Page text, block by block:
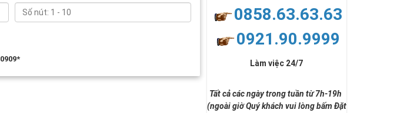
0909*
0858.63.63.63
0921.90.9999
Làm việc 24/7
Tất cả các ngày trong tuần từ 7h-19h
(ngoài giờ Quý khách vui lòng bấm Đặt